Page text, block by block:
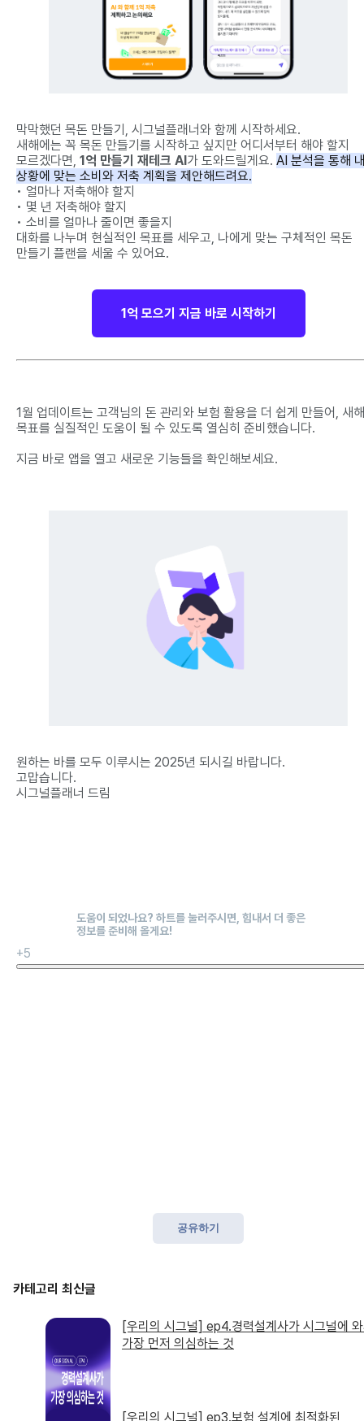
막막했던 목돈 만들기, 시그널플래너와 함께 시작하세요.
새해에는 꼭 목돈 만들기를 시작하고 싶지만 어디서부터 해야 할지
모르겠다면, 1억 만들기 재테크 AI 가 도와드릴게요. AI 분석을 통해
상황에 맞는 소비와 저축 계획을 제안해드려요.
• 얼마나 저축해야 할지
• 몇 년 저축해야 할지
• 소비를 얼마나 줄이면 좋을지
대화를 나누며 현실적인 목표를 세우고, 나에게 맞는 구체적인 목돈
만들기 플랜을 세울 수 있어요.
1억 모으기 지금 바로 시작하기
1월 업데이트는 고객님의 돈 관리와 보험 활용을 더 쉽게 만들어, 새해
목표를 실질적인 도움이 될 수 있도록 열심히 준비했습니다.
지금 바로 앱을 열고 새로운 기능들을 확인해보세요.
원하는 바를 모두 이루시는 2025년 되시길 바랍니다.
고맙습니다.
시그널플래너 드림
+5
공유하기
[우리의 시그널] ep4.경력설계사가 시그널에
가장 먼저 의심하는 것
[우리의 시그널] ep3.보험 설계에 최적화된